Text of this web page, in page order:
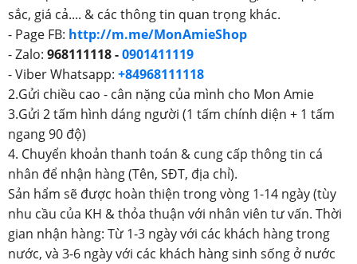
sắc, giá cả.... & các thông tin quan trọng khác.
- Page FB: http://m.me/MonAmieShop
- Zalo: 968111118 -0901411119
- Viber Whatsapp: +84968111118
2.Gửi chiều cao - cân nặng của mình cho Mon Amie
3.Gửi 2 tấm hình dáng người (1 tấm chính diện + 1 tấm
ngang 90 độ)
4. Chuyển khoản thanh toán & cung cấp thông tin cá
nhân để nhận hàng (Tên, SĐT, địa chỉ).
Sản hẩm sẽ được hoàn thiện trong vòng 1-14 ngày (tùy
nhu cầu của KH & thỏa thuận với nhân viên tư vấn. Thời
gian nhận hàng: Từ 1-3 ngày với các khách hàng trong
nước, và 3-6 ngày với các khách hàng sinh sống ở nước